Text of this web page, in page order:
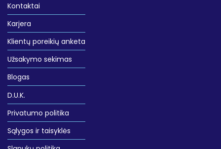
Kontaktai
Karjera
Klientų poreikių anketa
Užsakymo sekimas
Blogas
D.U.K.
Privatumo politika
Sąlygos ir taisyklės